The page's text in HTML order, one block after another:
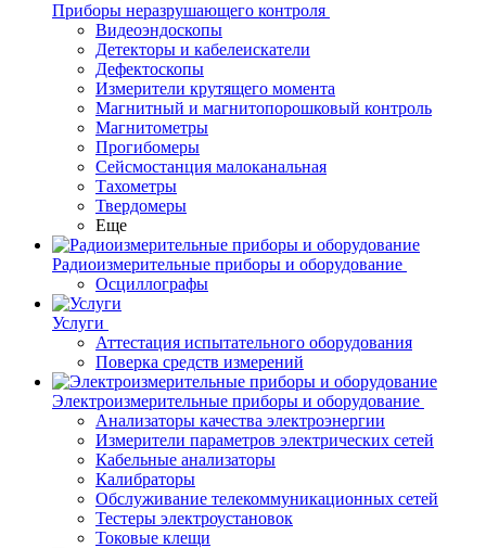
Приборы неразрушающего контроля
Видеоэндоскопы
Детекторы и кабелеискатели
Дефектоскопы
Измерители крутящего момента
Магнитный и магнитопорошковый контроль
Магнитометры
Прогибомеры
Сейсмостанция малоканальная
Тахометры
Твердомеры
Еще
Радиоизмерительные приборы и оборудование
Осциллографы
Услуги
Аттестация испытательного оборудования
Поверка средств измерений
Электроизмерительные приборы и оборудование
Анализаторы качества электроэнергии
Измерители параметров электрических сетей
Кабельные анализаторы
Калибраторы
Обслуживание телекоммуникационных сетей
Тестеры электроустановок
Токовые клещи